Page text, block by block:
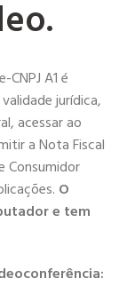
A1 é
jurídica,
acessar ao
a Nota Fiscal
Consumidor
O
e tem